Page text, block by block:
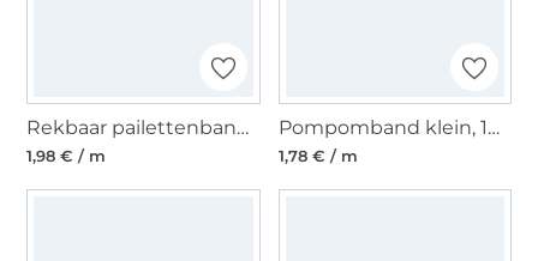
Rekbaar pailettenband 30 mm fuchsia
1,98 € / m
Pompomband klein, 10 mm, neongroen
1,78 € / m